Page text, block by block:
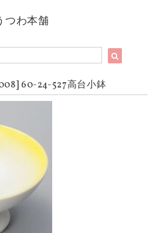
つわ本舗
60-24-527高台小鉢